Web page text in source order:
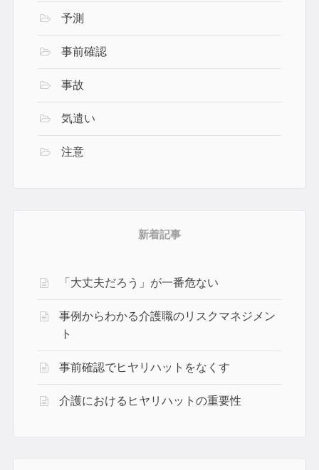
予測
事前確認
事故
気遣い
注意
新着記事
「大丈夫だろう」が一番危ない
事例からわかる介護職のリスクマネジメン
ト
事前確認でヒヤリハットをなくす
介護におけるヒヤリハットの重要性